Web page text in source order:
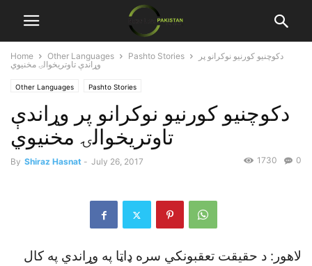
Home Other Languages Pashto Stories
دکوچنيو کورنيو نوکرانو پر
وړاندې تاوتريخوالۍ مخنيوي
Other Languages Pashto Stories
دکوچنيو کورنيو نوکرانو پر وړاندې
تاوتريخوالۍ مخنيوي
By Shiraz Hasnat - July 26, 2017 0
1730
لاهور: د حقيقت تعقبونکي سره ډاټا په وړاندي په کال